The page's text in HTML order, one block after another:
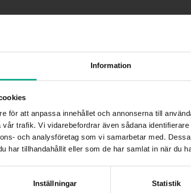
Information
för att anpassa innehållet och annonserna till
trafik. Vi vidarebefordrar även sådana
och analysföretag som vi samarbetar med.
har tillhandahållit eller som de har samlat in när du
Inställningar Statistik
höll med.
och parter som tar ansvar för
parter själva som förhandlar
Under tiden som
Det är det som kallas den
den här inflationschocken
Välkommen till Mitt Fastigo!
Mitt Fastigo? Klicka på rubriken i
instruktionerna. Välkommen!